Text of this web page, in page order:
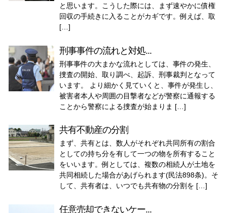
と思います。こうした際には、まず速やかに債権
回収の手続きに入ることがカギです。例えば、取
[…]
刑事事件の流れと対処...
刑事事件の大まかな流れとしては、事件の発生、
捜査の開始、取り調べ、起訴、刑事裁判となって
います。 より細かく見ていくと、事件が発生し、
被害者本人や周囲の目撃者などが警察に通報する
ことから警察による捜査が始まりま […]
共有不動産の分割
まず、共有とは、数人がそれぞれ共同所有の割合
としての持ち分を有して一つの物を所有すること
をいいます。例としては、複数の相続人が土地を
共同相続した場合があげられます(民法898条)。そ
して、共有者は、いつでも共有物の分割を […]
任意売却できないケー...